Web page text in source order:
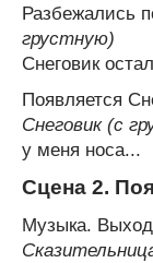
Разбежались
грустную)
Снеговик
Появляется
Снеговик (с
у меня носа...
Сцена 2.
Музыка.